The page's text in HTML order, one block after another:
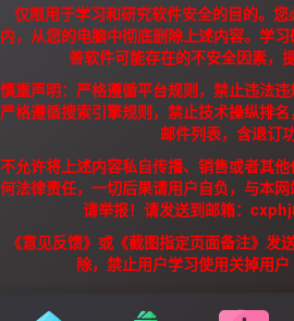
仅限用于学习和研究软件安全的目的。您
内，从您的电脑中彻底删除上述内容。学
善软件可能存在的不安全因素，
慎重声明：严格遵循平台规则，禁止违法违
严格遵循搜索引擎规则，禁止技术操纵排
邮件列表，含退订功
不允许将上述内容私自传播、销售或者其
何法律责任，一切后果请用户自负，与本
请举报！请发送到邮箱：
《意见反馈》或《截图指定页面备注》发
除，禁止用户学习使用关掉用户